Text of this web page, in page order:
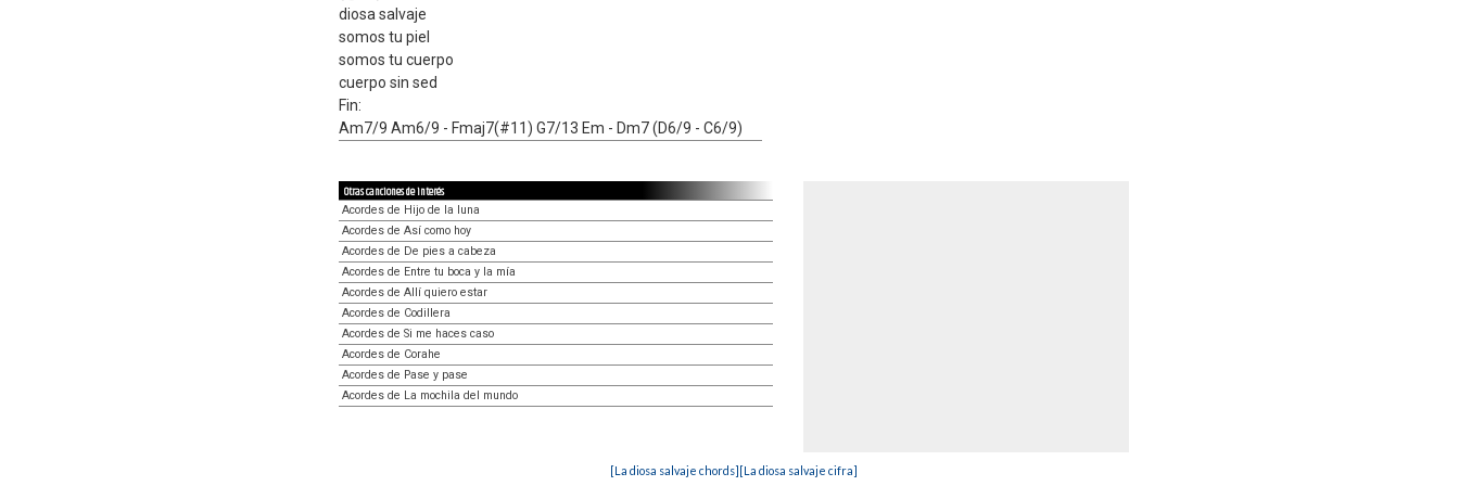
diosa salvaje
somos tu piel
somos tu cuerpo
cuerpo sin sed
Fin:
Am7/9 Am6/9 - Fmaj7(#11) G7/13 Em - Dm7 (D6/9 - C6/9)
Otras canciones de interés
Acordes de Hijo de la luna
Acordes de Así como hoy
Acordes de De pies a cabeza
Acordes de Entre tu boca y la mía
Acordes de Allí quiero estar
Acordes de Codillera
Acordes de Si me haces caso
Acordes de Corahe
Acordes de Pase y pase
Acordes de La mochila del mundo
[La diosa salvaje chords][La diosa salvaje cifra]